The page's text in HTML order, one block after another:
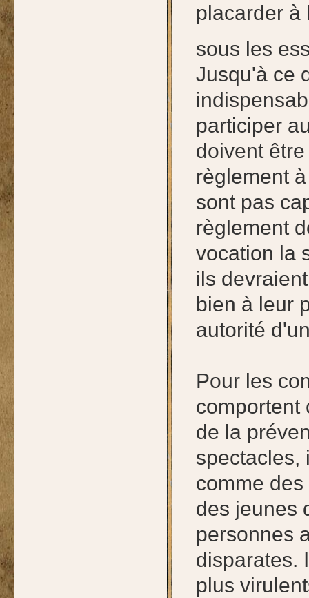
placarder à
sous les
Jusqu'à ce
participer
doivent
règlement
sont pas
règlement
vocation la
ils
bien à leur
autorité
Pour les
comportent
de la
spectacles,
comme
des jeunes
personnes
disparates.
plus